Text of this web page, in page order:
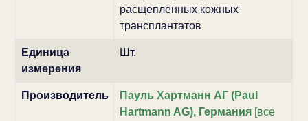
расщепленных кожных
трансплантатов
Единица
измерения
Шт.
Производитель
Пауль Хартманн АГ (Paul
Hartmann AG), Германия[все